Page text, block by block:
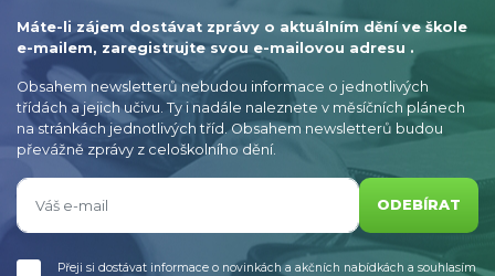
Máte-li zájem dostávat zprávy o aktuálním dění ve škole
e-mailem, zaregistrujte svou e-mailovou adresu .
Obsahem newsletterů nebudou informace o jednotlivých
třídách a jejich učivu. Ty i nadále naleznete v měsíčních plánech
na stránkách jednotlivých tříd. Obsahem newsletterů budou
převážně zprávy z celoškolního dění.
ODEBÍRAT
Přeji si dostávat informace o novinkách a akčních nabídkách a souhlasím